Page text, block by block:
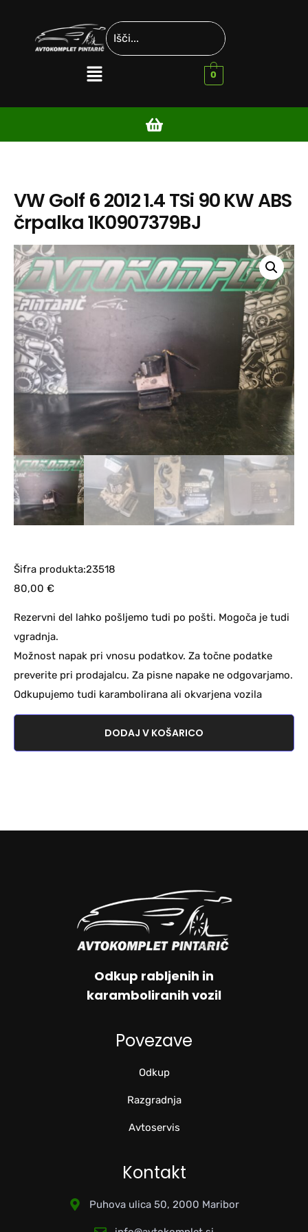
0
VW Golf 6 2012 1.4 TSi 90 KW ABS
črpalka 1K0907379BJ
Šifra produkta:23518
80,00 €
Rezervni del lahko pošljemo tudi po pošti. Mogoča je tudi
vgradnja.
Možnost napak pri vnosu podatkov. Za točne podatke
preverite pri prodajalcu. Za pisne napake ne odgovarjamo.
Odkupujemo tudi karambolirana ali okvarjena vozila
DODAJ V KOŠARICO
Odkup rabljenih in
karamboliranih vozil
Povezave
Odkup
Razgradnja
Avtoservis
Kontakt
Puhova ulica 50, 2000 Maribor